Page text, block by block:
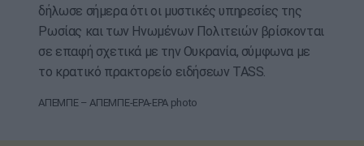
δήλωσε σήμερα ότι οι μυστικές υπηρεσίες της
Ρωσίας και των Ηνωμένων Πολιτειών βρίσκονται
σε επαφή σχετικά με την Ουκρανία, σύμφωνα με
το κρατικό πρακτορείο ειδήσεων TASS.
ΑΠΕΜΠΕ – ΑΠΕΜΠΕ-EPA-EPA photo